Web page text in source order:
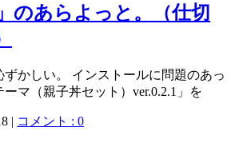
のあらよっと。（仕切
ずかしい。 インストールに問題のあっ
ーマ（親子丼セット）ver.0.2.1」を
| コメント : 0